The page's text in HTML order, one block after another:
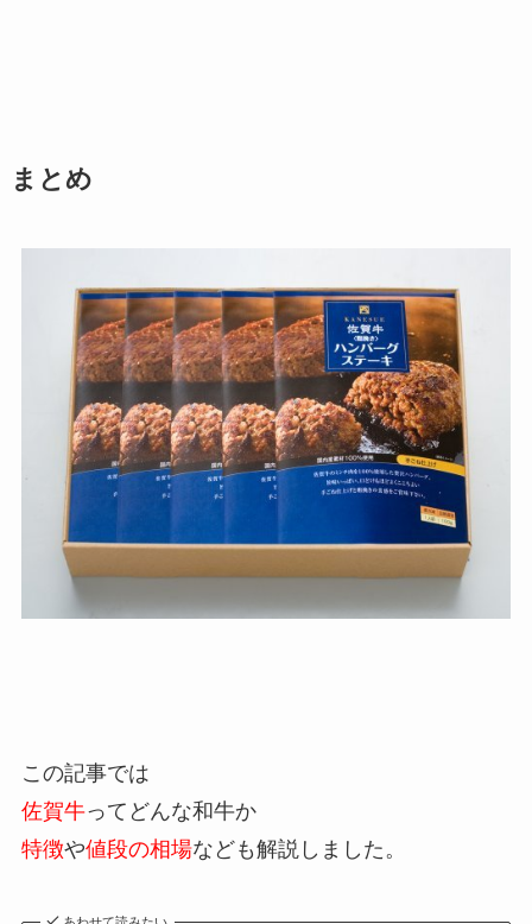
まとめ
この記事では
佐賀牛ってどんな和牛か
特徴や値段の相場なども解説しました。
あわせて読みたい